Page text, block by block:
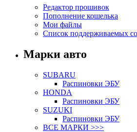
Редактор прошивок
Пополнение кошелька
Мои файлы
Список поддерживаемых
Марки авто
SUBARU
Распиновки ЭБУ
HONDA
Распиновки ЭБУ
SUZUKI
Распиновки ЭБУ
ВСЕ МАРКИ >>>